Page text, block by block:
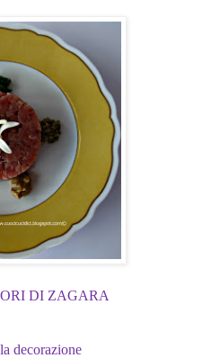
DI ZAGARA
decorazione